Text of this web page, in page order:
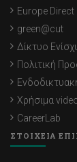
Europe Direct
green@cut
Δίκτυο
Πολιτική
Χρήσιμα
CareerLab
ΣΤΟΙΧΕΙΑ